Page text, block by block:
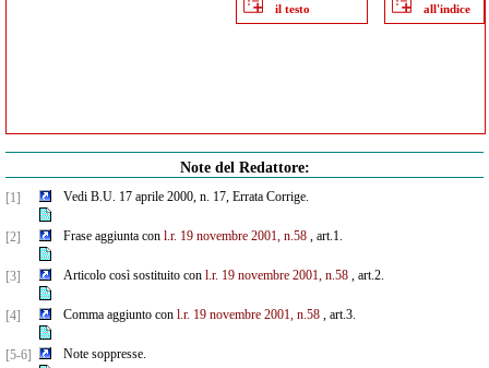
il testo
all'indice
Note del Redattore:
[1] Vedi B.U. 17 aprile 2000, n. 17, Errata Corrige.
[2] Frase aggiunta con l.r. 19 novembre 2001, n.58, art.1.
[3] Articolo così sostituito con l.r. 19 novembre 2001, n.58, art.2.
[4] Comma aggiunto con l.r. 19 novembre 2001, n.58, art.3.
[5-6] Note soppresse.